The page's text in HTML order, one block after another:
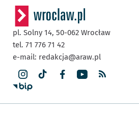
pl. Solny 14, 50-062 Wrocław
tel. 71 776 71 42
e-mail: redakcja@araw.pl